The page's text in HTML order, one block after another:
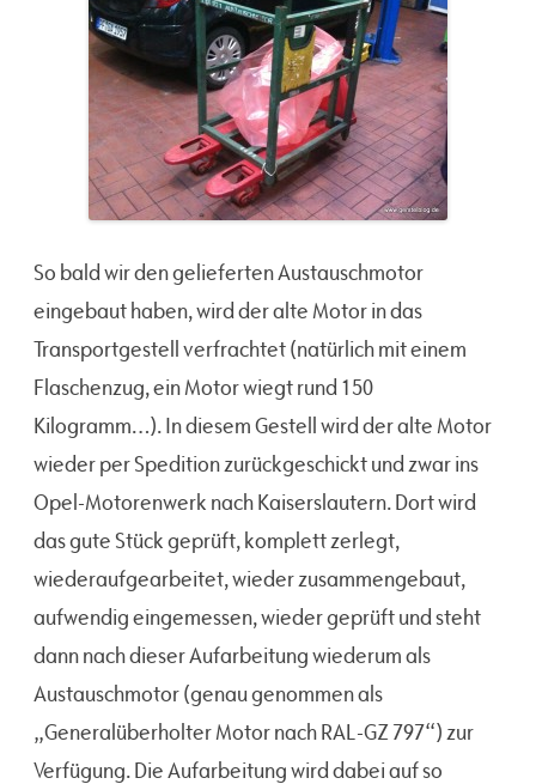
So bald wir den gelieferten Austauschmotor
eingebaut haben, wird der alte Motor in das
Transportgestell verfrachtet (natürlich mit einem
Flaschenzug, ein Motor wiegt rund 150
Kilogramm…). In diesem Gestell wird der alte Motor
wieder per Spedition zurückgeschickt und zwar ins
Opel-Motorenwerk nach Kaiserslautern. Dort wird
das gute Stück geprüft, komplett zerlegt,
wiederaufgearbeitet, wieder zusammengebaut,
aufwendig eingemessen, wieder geprüft und steht
dann nach dieser Aufarbeitung wiederum als
Austauschmotor (genau genommen als
„Generalüberholter Motor nach RAL-GZ 797“) zur
Verfügung. Die Aufarbeitung wird dabei auf so